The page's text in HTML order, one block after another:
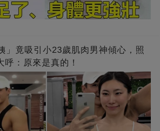
」竟吸引小23歲肌肉男神傾心，照
呼：原來是真的！